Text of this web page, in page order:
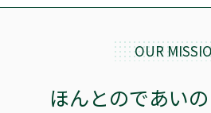
OUR
ほんとのであい